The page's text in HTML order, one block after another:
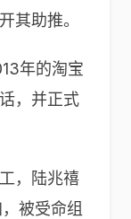
其助推。
年的淘宝
，并正式
，陆兆禧
被受命组